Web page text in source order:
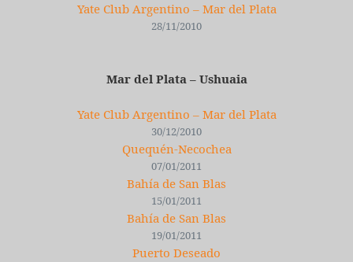
Yate Club Argentino – Mar del Plata
28/11/2010
Mar del Plata – Ushuaia
Yate Club Argentino – Mar del Plata
30/12/2010
Quequén-Necochea
07/01/2011
Bahía de San Blas
15/01/2011
Bahía de San Blas
19/01/2011
Puerto Deseado